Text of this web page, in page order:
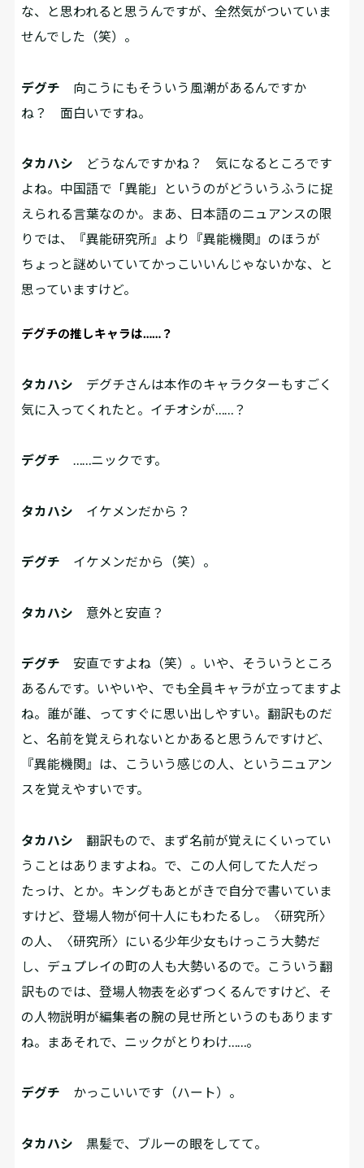
な、と思われると思うんですが、全然気がついていま
せんでした（笑）。
デグチ 向こうにもそういう風潮があるんですか
ね？ 面白いですね。
タカハシ どうなんですかね？ 気になるところです
よね。中国語で「異能」というのがどういうふうに捉
えられる言葉なのか。まあ、日本語のニュアンスの限
りでは、『異能研究所』より『異能機関』のほうが
ちょっと謎めいていてかっこいいんじゃないかな、と
思っていますけど。
デグチの推しキャラは……？
タカハシ デグチさんは本作のキャラクターもすごく
気に入ってくれたと。イチオシが……？
デグチ ……ニックです。
タカハシ イケメンだから？
デグチ イケメンだから（笑）。
タカハシ 意外と安直？
デグチ 安直ですよね（笑）。いや、そういうところ
あるんです。いやいや、でも全員キャラが立ってますよ
ね。誰が誰、ってすぐに思い出しやすい。翻訳ものだ
と、名前を覚えられないとかあると思うんですけど、
『異能機関』は、こういう感じの人、というニュアン
スを覚えやすいです。
タカハシ 翻訳もので、まず名前が覚えにくいってい
うことはありますよね。で、この人何してた人だっ
たっけ、とか。キングもあとがきで自分で書いていま
すけど、登場人物が何十人にもわたるし。〈研究所〉
の人、〈研究所〉にいる少年少女もけっこう大勢だ
し、デュプレイの町の人も大勢いるので。こういう翻
訳ものでは、登場人物表を必ずつくるんですけど、そ
の人物説明が編集者の腕の見せ所というのもあります
ね。まあそれで、ニックがとりわけ……。
デグチ かっこいいです（ハート）。
タカハシ 黒髪で、ブルーの眼をしてて。